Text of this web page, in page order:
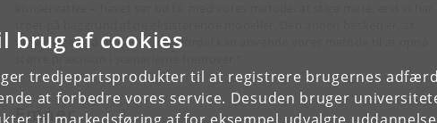
brug af cookies
tredjepartsprodukter til at registrere brugernes
at forbedre vores service. Desuden bruger
forskningen på området med fordel kan anvende vores metode til at opnå
større præcision i scenarierne fremover.”
Emner